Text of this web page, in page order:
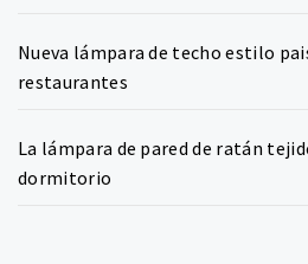
Nueva lámpara de techo estilo
restaurantes
La lámpara de pared de ratán
dormitorio